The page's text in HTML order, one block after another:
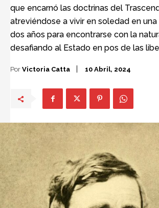
que encarnó las doctrinas del
atreviéndose a vivir en soledad en
dos años para encontrarse con la
desafiando al Estado en pos de las
Por Victoria Catta 10 Abril, 2024